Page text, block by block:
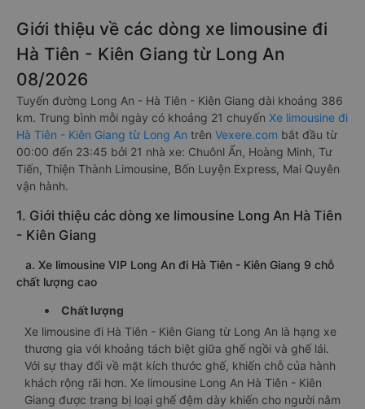
Giới thiệu về các dòng xe limousine đi
Hà Tiên - Kiên Giang từ Long An
08/2026
Tuyến đường Long An - Hà Tiên - Kiên Giang dài khoảng 386
km. Trung bình mỗi ngày có khoảng 21 chuyến Xe limousine đi
Hà Tiên - Kiên Giang từ Long An trên Vexere.com bắt đầu từ
00:00 đến 23:45 bởi 21 nhà xe: Chuônl Ẩn, Hoàng Minh, Tư
Tiến, Thiện Thành Limousine, Bốn Luyện Express, Mai Quyên
vận hành.
1. Giới thiệu các dòng xe limousine Long An Hà Tiên
- Kiên Giang
a. Xe limousine VIP Long An đi Hà Tiên - Kiên Giang 9 chỗ
chất lượng cao
Chất lượng
Xe limousine đi Hà Tiên - Kiên Giang từ Long An là hạng xe
thương gia với khoảng tách biệt giữa ghế ngồi và ghế lái.
Với sự thay đổi về mặt kích thước ghế, khiến chỗ của hành
khách rộng rãi hơn. Xe limousine Long An Hà Tiên - Kiên
Giang được trang bị loại ghế đệm dày khiến cho người nằm